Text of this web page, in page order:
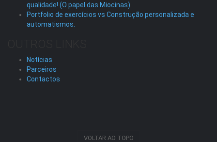
qualidade! (O papel das Miocinas)
Portfolio de exercícios vs Construção personalizada e
automatismos.
Notícias
Parceiros
Contactos
VOLTAR AO TOPO